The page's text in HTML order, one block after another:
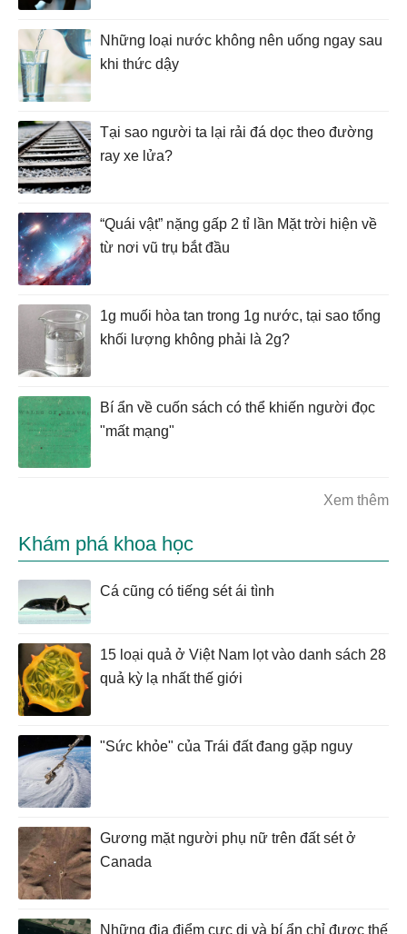
Những loại nước không nên uống ngay sau
khi thức dậy
Tại sao người ta lại rải đá dọc theo đường
ray xe lửa?
“Quái vật” nặng gấp 2 tỉ lần Mặt trời hiện về
từ nơi vũ trụ bắt đầu
1g muối hòa tan trong 1g nước, tại sao tổng
khối lượng không phải là 2g?
Bí ẩn về cuốn sách có thể khiến người đọc
"mất mạng"
Xem thêm
Khám phá khoa học
Cá cũng có tiếng sét ái tình
15 loại quả ở Việt Nam lọt vào danh sách 28
quả kỳ lạ nhất thế giới
"Sức khỏe" của Trái đất đang gặp nguy
Gương mặt người phụ nữ trên đất sét ở
Canada
Những địa điểm cực dị và bí ẩn chỉ được thế